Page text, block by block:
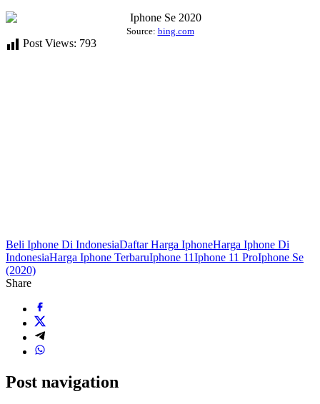
Source: bing.com
Post Views: 793
Beli Iphone Di IndonesiaDaftar Harga IphoneHarga Iphone Di
IndonesiaHarga Iphone TerbaruIphone 11Iphone 11 ProIphone Se
(2020)
Share
Post navigation